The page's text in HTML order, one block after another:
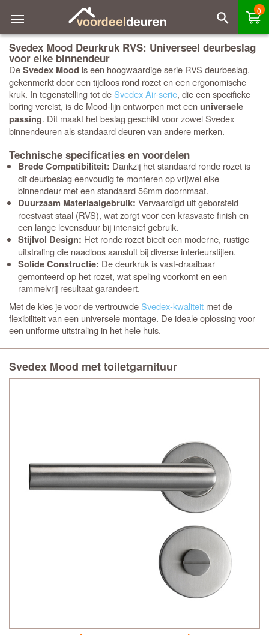
0
Svedex Mood Deurkruk RVS: Universeel deurbeslag
voor elke binnendeur
DeSvedex Mood is een hoogwaardige serie RVS deurbeslag,
gekenmerkt door een tijdloos rond rozet en een ergonomische
kruk. In tegenstelling tot deSvedex Air-serie, die een specifieke
boring vereist, is de Mood-lijn ontworpen met eenuniversele
passing. Dit maakt het beslag geschikt voor zowel Svedex
binnendeuren als standaard deuren van andere merken.
Technische specificaties en voordelen
Brede Compatibiliteit: Dankzij het standaard ronde rozet is
dit deurbeslag eenvoudig te monteren op vrijwel elke
binnendeur met een standaard 56mm doornmaat.
Duurzaam Materiaalgebruik: Vervaardigd uit geborsteld
roestvast staal (RVS), wat zorgt voor een krasvaste finish en
een lange levensduur bij intensief gebruik.
Stijlvol Design: Het ronde rozet biedt een moderne, rustige
uitstraling die naadloos aansluit bij diverse interieurstijlen.
Solide Constructie: De deurkruk is vast-draaibaar
gemonteerd op het rozet, wat speling voorkomt en een
rammelvrij resultaat garandeert.
Met dekies je voor de vertrouwdeSvedex-kwaliteit met de
flexibiliteit van een universele montage. De ideale oplossing voor
een uniforme uitstraling in het hele huis.
Svedex Mood met toiletgarnituur